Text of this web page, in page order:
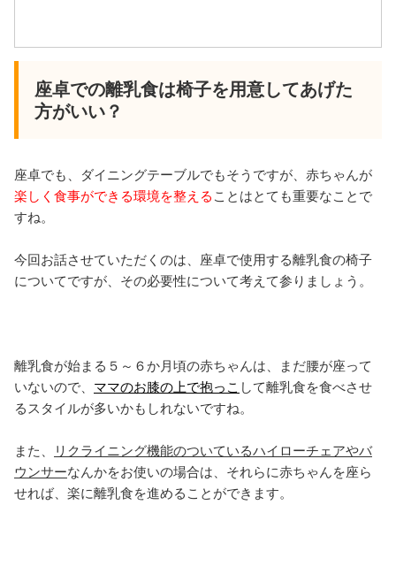
座卓での離乳食は椅子を用意してあげた
方がいい？
座卓でも、ダイニングテーブルでもそうですが、赤ちゃんが
楽しく食事ができる環境を整える ことはとても重要なことで
すね。
今回お話させていただくのは、座卓で使用する離乳食の椅子
についてですが、その必要性について考えて参りましょう。
離乳食が始まる５～６か月頃の赤ちゃんは、まだ腰が座って
いないので、 ママのお膝の上で抱っこ して離乳食を食べさせ
るスタイルが多いかもしれないですね。
また、
リクライニング機能のついているハイローチェアやバ
ウンサーなんかをお使いの場合は、それらに赤ちゃんを座ら
せれば、楽に離乳食を進めることができます。